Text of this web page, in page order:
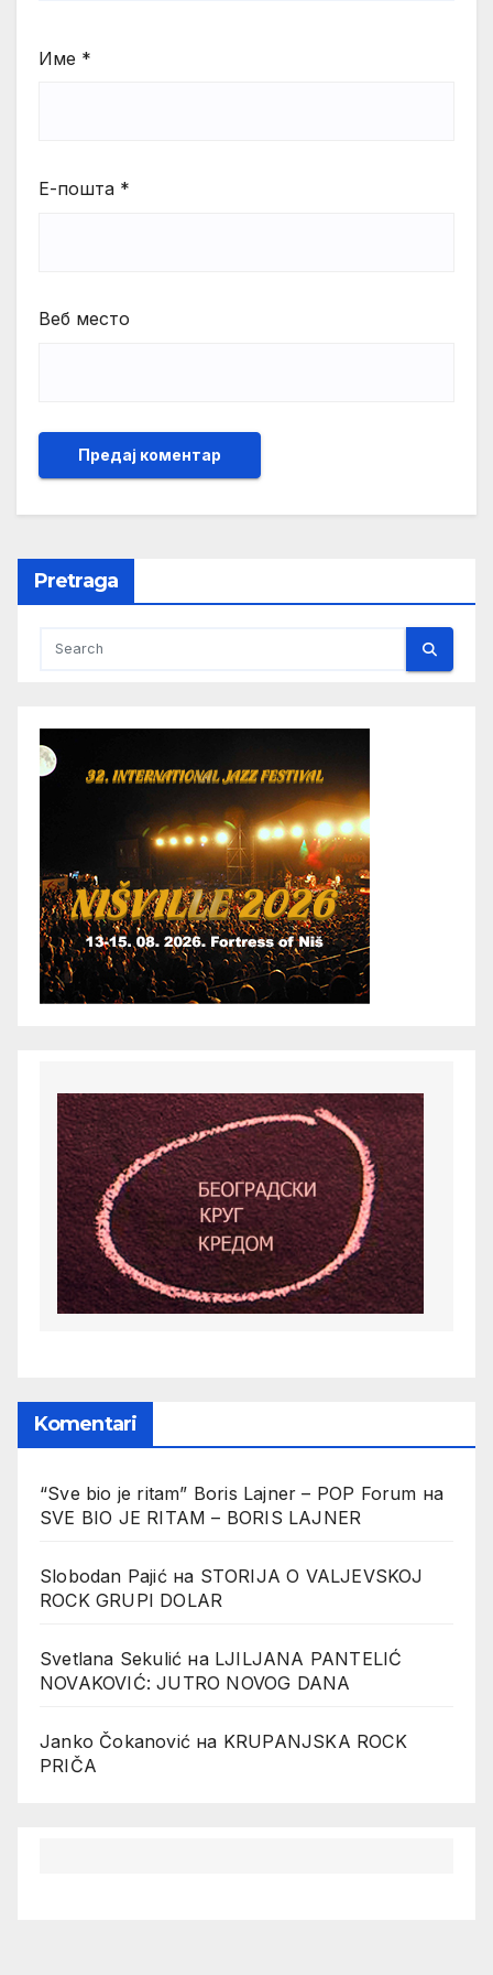
Име *
Е-пошта *
Веб место
Pretraga
Komentari
“Sve bio je ritam” Boris Lajner – POP Forum на
SVE BIO JE RITAM – BORIS LAJNER
Slobodan Pajićна STORIJA O VALJEVSKOJ
ROCK GRUPI DOLAR
Svetlana Sekulić на LJILJANA PANTELIĆ
NOVAKOVIĆ: JUTRO NOVOG DANA
Janko Čokanović на KRUPANJSKA ROCK
PRIČA